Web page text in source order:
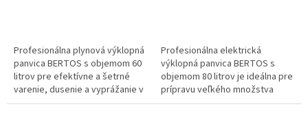
Profesionálna plynová výklopná
panvica BERTOS s objemom 60
litrov pre efektívne a šetrné
varenie, dusenie a vyprážanie v
komerčných kuchyniach. Vďaka
Profesionálna elektrická
výklopná panvica BERTOS s
objemom 80 litrov je ideálna pre
prípravu veľkého množstva
jedál ako sú omáčky, dusené